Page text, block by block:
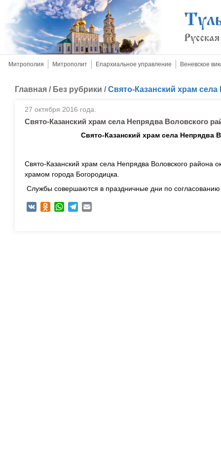
Митрополия Митрополит Епархиальное управление Веневское
Главная / Без рубрики /Свято-Казанский храм
27 октября 2016 года.
Свято-Казанский храм села Непрядва Воловского
Свято-Казанский храм села Непрядва
Свято-Казанский храм села Непрядва Воловского района
храмом города Богородицка.
Службы совершаются в праздничные дни по
VK Odnoklassniki
WhatsAppTelegram